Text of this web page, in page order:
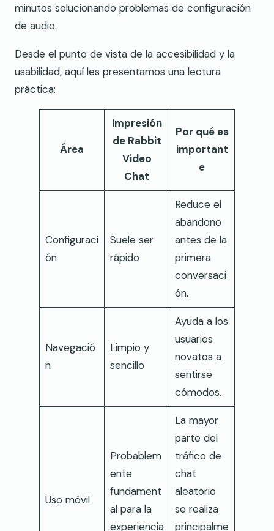
minutos solucionando problemas de configuración
de audio.
Desde el punto de vista de la accesibilidad y la
usabilidad, aquí les presentamos una lectura
práctica:
Área
Impresión
de Rabbit
Video
Chat
Por qué es
important
e
Configuraci
ón
Suele ser
rápido
Reduce el
abandono
antes de la
primera
conversaci
ón.
Navegació
n
Limpio y
sencillo
Ayuda a los
usuarios
novatos a
sentirse
cómodos.
Uso móvil
Probablem
ente
fundament
al para la
experiencia
La mayor
parte del
tráfico de
chat
aleatorio
se realiza
principalme